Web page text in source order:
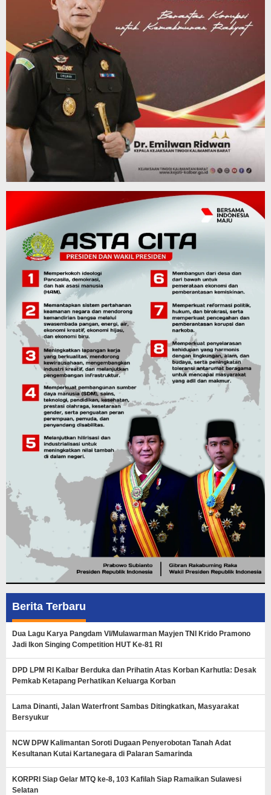
Berita Terbaru
Dua Lagu Karya Pangdam VI/Mulawarman Mayjen TNI Krido Pramono
Jadi Ikon Singing Competition HUT Ke-81 RI
DPD LPM RI Kalbar Berduka dan Prihatin Atas Korban Karhutla: Desak
Pemkab Ketapang Perhatikan Keluarga Korban
Lama Dinanti, Jalan Waterfront Sambas Ditingkatkan, Masyarakat
Bersyukur
NCW DPW Kalimantan Soroti Dugaan Penyerobotan Tanah Adat
Kesultanan Kutai Kartanegara di Palaran Samarinda
KORPRI Siap Gelar MTQ ke-8, 103 Kafilah Siap Ramaikan Sulawesi
Selatan